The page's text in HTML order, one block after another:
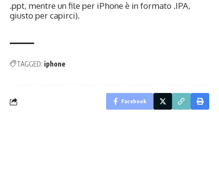
.ppt, mentre un file per iPhone è in formato .IPA,
giusto per capirci).
TAGGED: iphone
Facebook